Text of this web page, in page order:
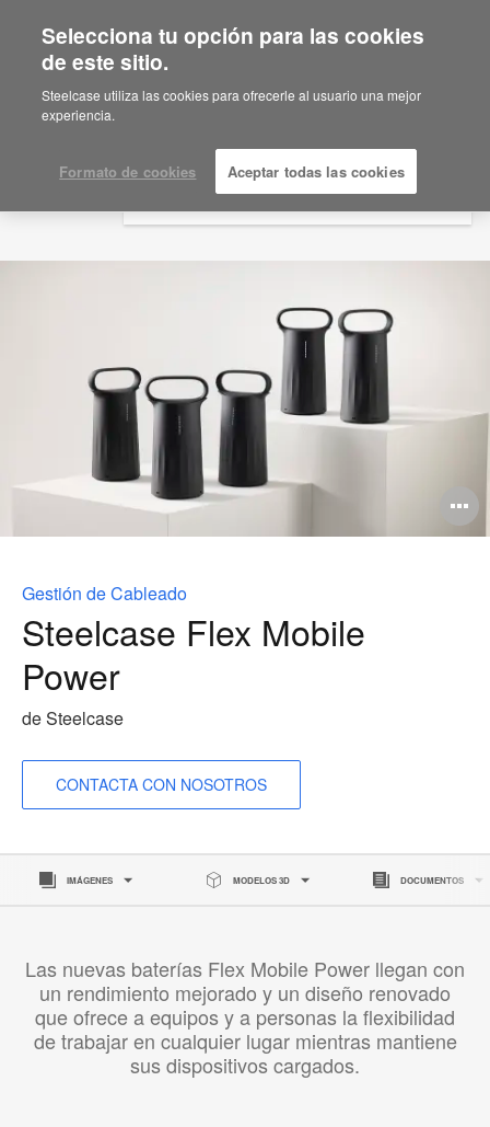
Are you in United States?
Would you like to see Products we sell in
your region?
English
Español
Gestión de Cableado
Steelcase Flex Mobile
Power
de Steelcase
CONTACTA CON NOSOTROS
IMÁGENES MODELOS 3D DOCUMENTOS
Las nuevas baterías Flex Mobile Power llegan con
un rendimiento mejorado y un diseño renovado
que ofrece a equipos y a personas la flexibilidad
de trabajar en cualquier lugar mientras mantiene
sus dispositivos cargados.
Selecciona tu opción para las cookies
de este sitio.
Steelcase utiliza las cookies para ofrecerle al usuario una mejor
experiencia.
Formato de cookies Aceptar todas las cookies